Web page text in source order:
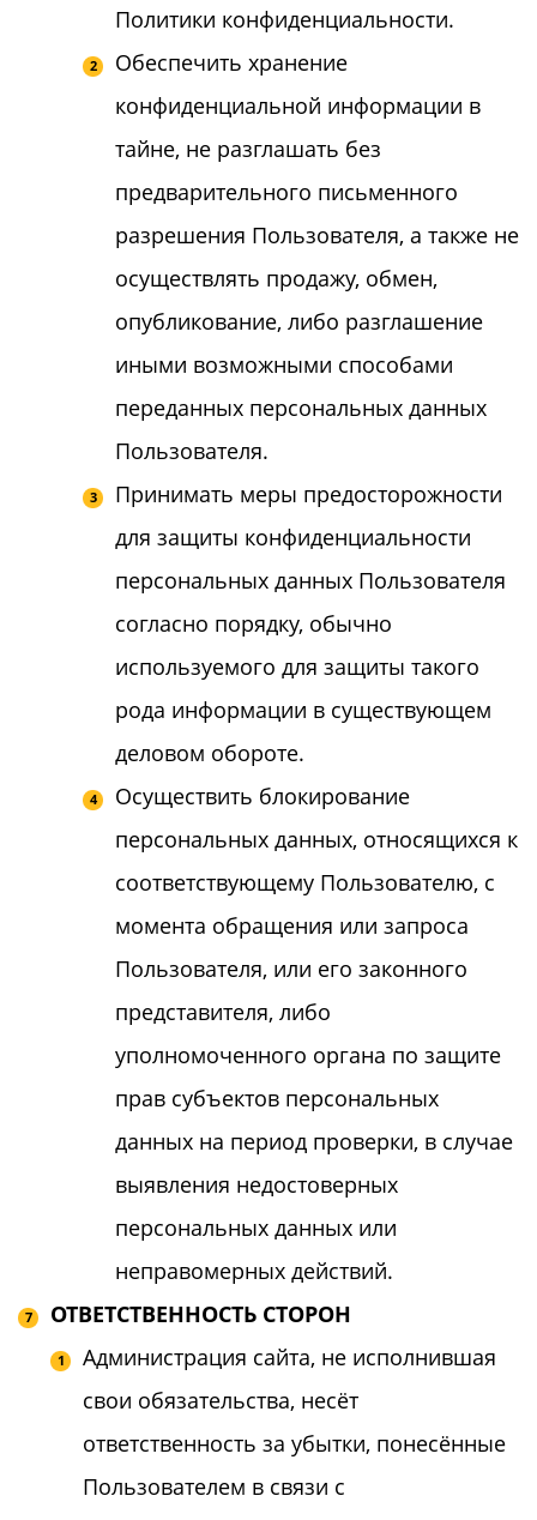
Политики конфиденциальности.
Обеспечить хранение
конфиденциальной информации в
тайне, не разглашать без
предварительного письменного
разрешения Пользователя, а также не
осуществлять продажу, обмен,
опубликование, либо разглашение
иными возможными способами
переданных персональных данных
Пользователя.
Принимать меры предосторожности
для защиты конфиденциальности
персональных данных Пользователя
согласно порядку, обычно
используемого для защиты такого
рода информации в существующем
деловом обороте.
Осуществить блокирование
персональных данных, относящихся к
соответствующему Пользователю, с
момента обращения или запроса
Пользователя, или его законного
представителя, либо
уполномоченного органа по защите
прав субъектов персональных
данных на период проверки, в случае
выявления недостоверных
персональных данных или
неправомерных действий.
ОТВЕТСТВЕННОСТЬ СТОРОН
Администрация сайта, не исполнившая
свои обязательства, несёт
ответственность за убытки, понесённые
Пользователем в связи с